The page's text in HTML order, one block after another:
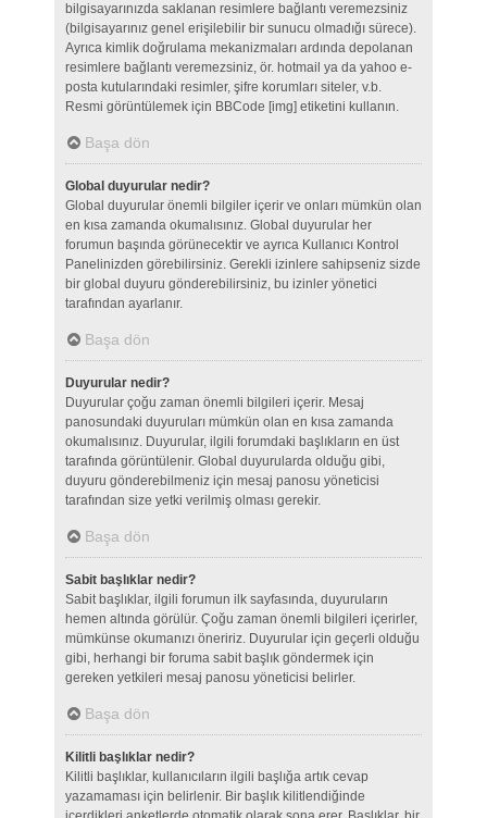
bilgisayarınızda saklanan resimlere bağlantı veremezsiniz
(bilgisayarınız genel erişilebilir bir sunucu olmadığı sürece).
Ayrıca kimlik doğrulama mekanizmaları ardında depolanan
resimlere bağlantı veremezsiniz, ör. hotmail ya da yahoo e-
posta kutularındaki resimler, şifre korumları siteler, v.b.
Resmi görüntülemek için BBCode [img] etiketini kullanın.
Başa dön
Global duyurular nedir?
Global duyurular önemli bilgiler içerir ve onları mümkün olan
en kısa zamanda okumalısınız. Global duyurular her
forumun başında görünecektir ve ayrıca Kullanıcı Kontrol
Panelinizden görebilirsiniz. Gerekli izinlere sahipseniz sizde
bir global duyuru gönderebilirsiniz, bu izinler yönetici
tarafından ayarlanır.
Başa dön
Duyurular nedir?
Duyurular çoğu zaman önemli bilgileri içerir. Mesaj
panosundaki duyuruları mümkün olan en kısa zamanda
okumalısınız. Duyurular, ilgili forumdaki başlıkların en üst
tarafında görüntülenir. Global duyurularda olduğu gibi,
duyuru gönderebilmeniz için mesaj panosu yöneticisi
tarafından size yetki verilmiş olması gerekir.
Başa dön
Sabit başlıklar nedir?
Sabit başlıklar, ilgili forumun ilk sayfasında, duyuruların
hemen altında görülür. Çoğu zaman önemli bilgileri içerirler,
mümkünse okumanızı öneririz. Duyurular için geçerli olduğu
gibi, herhangi bir foruma sabit başlık göndermek için
gereken yetkileri mesaj panosu yöneticisi belirler.
Başa dön
Kilitli başlıklar nedir?
Kilitli başlıklar, kullanıcıların ilgili başlığa artık cevap
yazamaması için belirlenir. Bir başlık kilitlendiğinde